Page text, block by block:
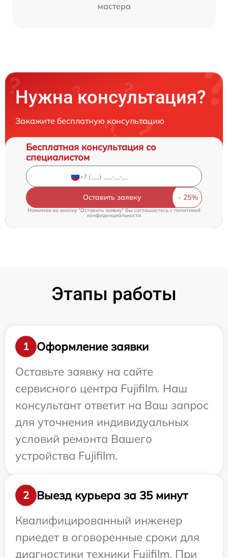
мастера
Нужна консультация?
Закажите бесплатную консультацию
Бесплатная консультация со
специалистом
Оставить заявку
Нажимая на кнопку "Оставить заявку" Вы соглашаетесь c политикой
конфиденциальности
Этапы работы
1
Оформление заявки
Оставьте заявку на сайте
сервисного центра Fujifilm. Наш
консультант ответит на Ваш запрос
для уточнения индивидуальных
условий ремонта Вашего
устройства Fujifilm.
2
Выезд курьера за 35 минут
Квалифицированный инженер
приедет в оговоренные сроки для
диагностики техники Fujifilm. При